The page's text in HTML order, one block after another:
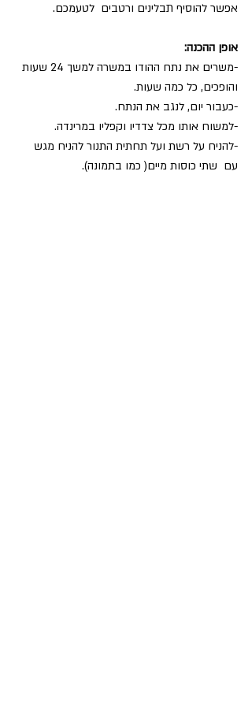
אפשר להוסיף תבלינים ורטבים  לטעמכם.
אופן ההכנה:
-משרים את נתח ההודו במשרה למשך 24 שעות
והופכים, כל כמה שעות.
-כעבור יום, לנגב את הנתח.
-למשוח אותו מכל צדדיו וקפליו במרינדה.
-להניח על רשת ועל תחתית התנור להניח מגש
עם  שתי כוסות מיים( כמו בתמונה).